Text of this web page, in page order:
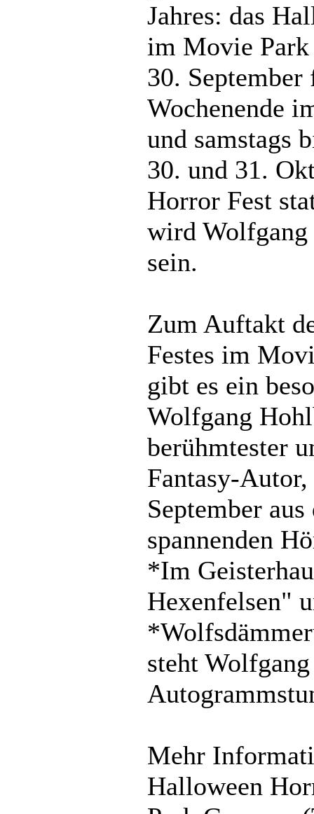
Jahres: das
im Movie Park
30.
Wochenende
und samstags
30. und 31.
Horror Fest
wird Wolfgang
sein.
Zum Auftakt
Festes im
gibt es ein
Wolfgang
berühmtester
Fantasy-
September
spannenden
*Im
Hexenfelsen"
steht
Mehr
Halloween